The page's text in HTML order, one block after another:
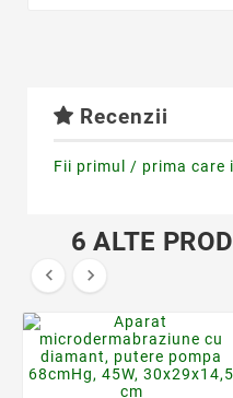
Recenzii
Fii primul / prima care
6 ALTE
 